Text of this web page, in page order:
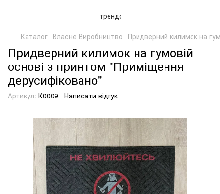
Каталог Власне Виробництво Придверний килимок на
Придверний килимок на гумовій
основі з принтом "Приміщення
дерусифіковано"
Артикул: К0009 Написати відгук